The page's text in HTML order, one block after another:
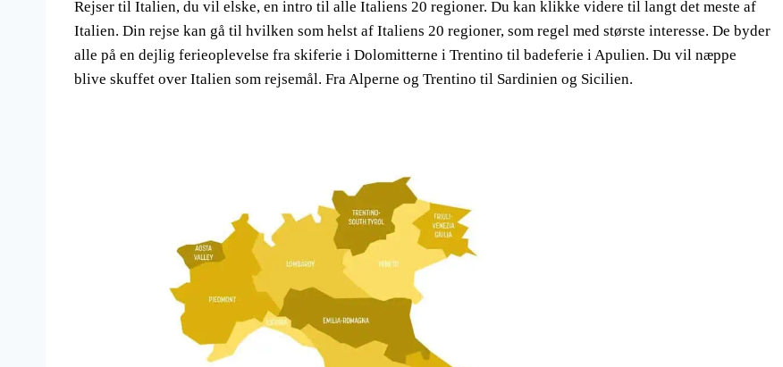
Rejser til Italien, du vil elske, en intro til alle Italiens 20 regioner. Du kan klikke videre til langt det meste af
Italien. Din rejse kan gå til hvilken som helst af Italiens 20 regioner, som regel med største interesse. De byder
alle på en dejlig ferieoplevelse fra skiferie i Dolomitterne i Trentino til badeferie i Apulien. Du vil næppe
blive skuffet over Italien som rejsemål. Fra Alperne og Trentino til Sardinien og Sicilien.